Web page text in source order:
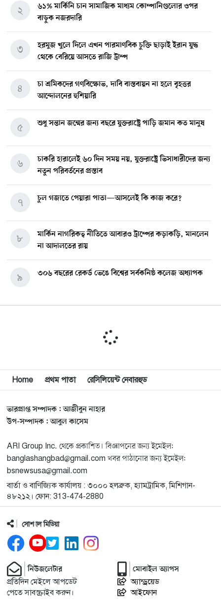
৬১% মার্কিনি চান সামাজিক মাধ্যম কোম্পানিগুলোর ওপর
বাড়ুক নজরদারি
২
হরমুজ খুলে দিলে এখন পারমাণবিক চুক্তি ছাড়াই ইরান যুদ্ধ
থেকে বেরিয়ে আসতে রাজি ট্রাম্প
৩
চা শ্রমিকদের গণবিক্ষোভ, দাবি বাস্তবায়ন না হলে বৃহত্তর
আন্দোলনের হুশিয়ারি
৪
শুধু সন্তান জন্মের জন্য বছরে যুক্তরাষ্ট্রে পাড়ি জমান কত মানুষ
৫
চাকরি হারালেই ৬০ দিন সময় নয়, যুক্তরাষ্ট্রে ভিসাধারীদের জন্য
নতুন পরিবর্তনের প্রস্তাব
৬
চুল গজাতে পেয়ারা পাতা—আসলেই কি কাজ করে?
৭
মার্কিন নাগরিকত্ব নীতিতে আবারও ট্রাম্পের কড়াকড়ি, মানলেন
না আদালতের রায়
৮
৩০৬ বছরের রেকর্ড ভেঙে বিশ্বের সর্বকনিষ্ঠ কলেজ অধ্যাপক
৯
ইসরাইল ইস্যুতে অবস্থান, যুক্তরাষ্ট্রের ভিসা পাওয়ায় কি প্রভাব
চাঁদের বুকে আছড়ে পড়ল ইলন মাস্কের প্রতিষ্ঠানের রকেট
১২
আনন্দঘরে বিপুল আনন্দ
১৩
‘জুলাইকার’ এই বিতর্কের জন্য আদালত থাকবে না: স্বরাষ্ট্রমন্ত্রী
১৪
জুলাই যোদ্ধাদের যথাযথ মর্যাদা দেওয়া না হলে সেটা জাতির
জন্য লজ্জার হবে: ভারপ্রাপ্ত রাষ্ট্রপতি
১৫
সাইয়েদ, ব্যর্থ কোটি কোটি ডলারের প্রচারণা
১৬
মিশিগানে দক্ষিণ সুরমা ওয়েলফেয়ার অ্যাসোসিয়েশনের
বনভোজন অনুষ্ঠিত
১৭
Home প্রথম পাতা রেসিলিয়েন্ট নেবারহুড
ভারপ্রাপ্ত সম্পাদক : আজীবুন নাহার
উপ-সম্পাদক : আবুল কাসেম
ARI Group Inc. থেকে প্রকাশিত। বিজ্ঞাপনের জন্য ইমেইল:
banglashangbad@gmail.com খবর পাঠানোর জন্য ইমেইল:
bsnewsusa@gmail.com
বার্তা ও বাণিজ্যিক কার্যালয় : ৩০০০ হলব্রুক, হ্যামট্রামিক, মিশিগান-
৪৮২১২। ফোন: 313-474-2880
সোশ্যাল মিডিয়া
নিউজলেটার
প্রতিদিন মেইলে আপডেট
পেতে সাবস্ক্রাইব করুন।
মোবাইল অ্যাপস
অ্যান্ড্রয়েড
আইফোন